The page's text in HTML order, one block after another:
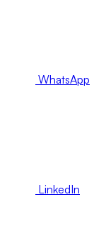
WhatsApp
LinkedIn